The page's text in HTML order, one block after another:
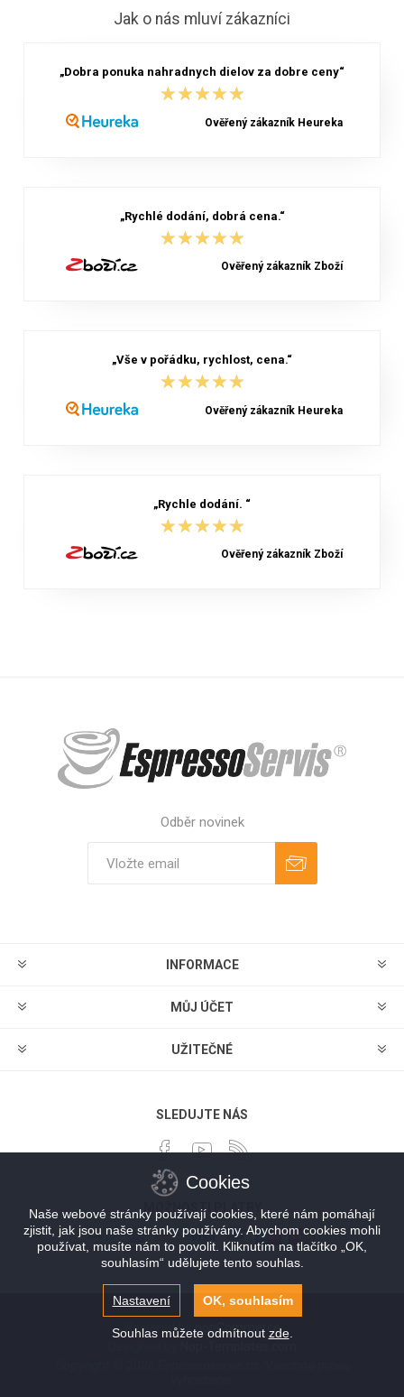
Jak o nás mluví zákazníci
„Dobra ponuka nahradnych dielov za dobre ceny“
★★★★★
★★★★★
Ověřený zákazník Heureka
„Rychlé dodání, dobrá cena.“
★★★★★
★★★★★
Ověřený zákazník Zboží
„Vše v pořádku, rychlost, cena.“
★★★★★
★★★★★
Ověřený zákazník Heureka
„Rychle dodání. “
★★★★★
★★★★★
Ověřený zákazník Zboží
Odběr novinek
INFORMACE
MŮJ ÚČET
UŽITEČNÉ
SLEDUJTE NÁS
MOŽNOSTI PLATBY
Powered bynopCommerce
Cookies
Naše webové stránky používají cookies, které nám pomáhají
zjistit, jak jsou naše stránky používány. Abychom cookies mohli
používat, musíte nám to povolit. Kliknutím na tlačítko „OK,
souhlasím“ udělujete tento souhlas.
Nastavení OK, souhlasím
Souhlas můžete odmítnout zde.